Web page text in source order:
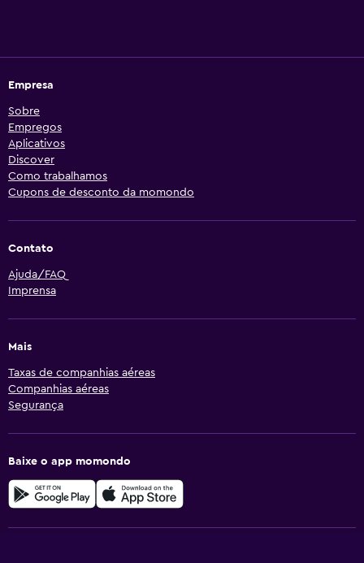
Empresa
Sobre
Empregos
Aplicativos
Discover
Como trabalhamos
Cupons de desconto da momondo
Contato
Ajuda/FAQ
Imprensa
Mais
Taxas de companhias aéreas
Companhias aéreas
Segurança
Baixe o app momondo